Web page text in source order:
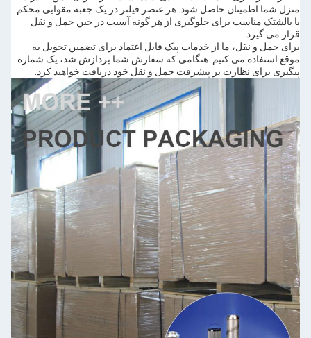
منزل شما اطمینان حاصل شود. هر عنصر فیلتر در یک جعبه مقوایی محکم
با بالشتک مناسب برای جلوگیری از هر گونه آسیب در حین حمل و نقل
قرار می گیرد.
برای حمل و نقل، ما از خدمات پیک قابل اعتماد برای تضمین تحویل به
موقع استفاده می کنیم. هنگامی که سفارش شما پردازش شد، یک شماره
پیگیری برای نظارت بر پیشرفت حمل و نقل خود دریافت خواهید کرد.